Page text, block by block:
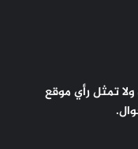
ولا تمثل رأي موقع